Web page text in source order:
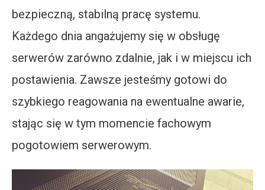
bezpieczną, stabilną pracę systemu.
Każdego dnia angażujemy się w obsługę
serwerów zarówno zdalnie, jak i w miejscu ich
postawienia. Zawsze jesteśmy gotowi do
szybkiego reagowania na ewentualne awarie,
stając się w tym momencie fachowym
pogotowiem serwerowym.